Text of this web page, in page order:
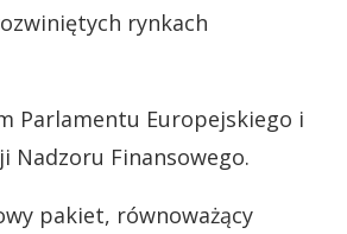
rynkach
Parlamentu Europejskiego i
Nadzoru Finansowego.
pakiet, równoważący